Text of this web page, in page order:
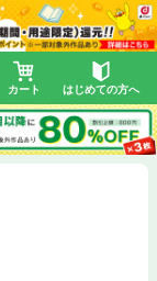
カート はじめての方へ